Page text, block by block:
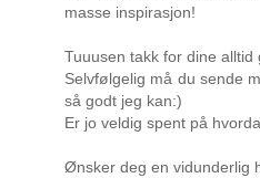
masse inspirasjon!
Tuuusen takk for dine alltid
Selvfølgelig må du sende
så godt jeg kan:)
Er jo veldig spent på
Ønsker deg en vidunderlig